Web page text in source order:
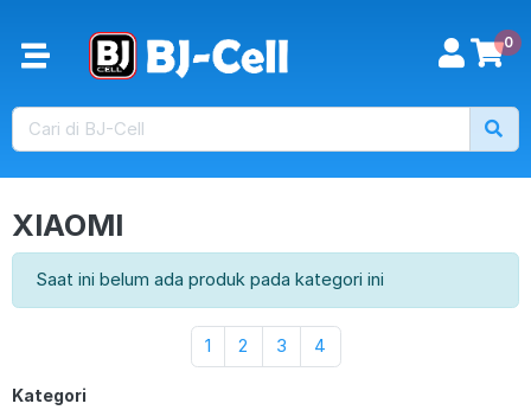
0
XIAOMI
Saat ini belum ada produk pada kategori ini
1 2 3 4
Kategori